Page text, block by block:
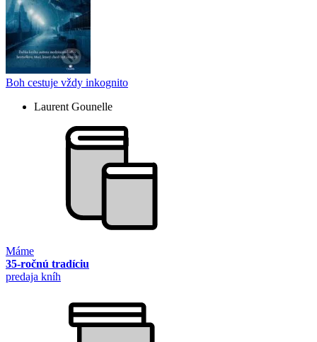
Boh cestuje vždy inkognito
Laurent Gounelle
Máme
35-ročnú tradíciu
predaja kníh